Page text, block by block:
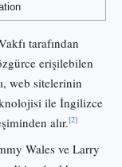
tarafından
erişilebilen
web sitelerinin
ile İngilizce
alır.[2]
Wales ve Larry